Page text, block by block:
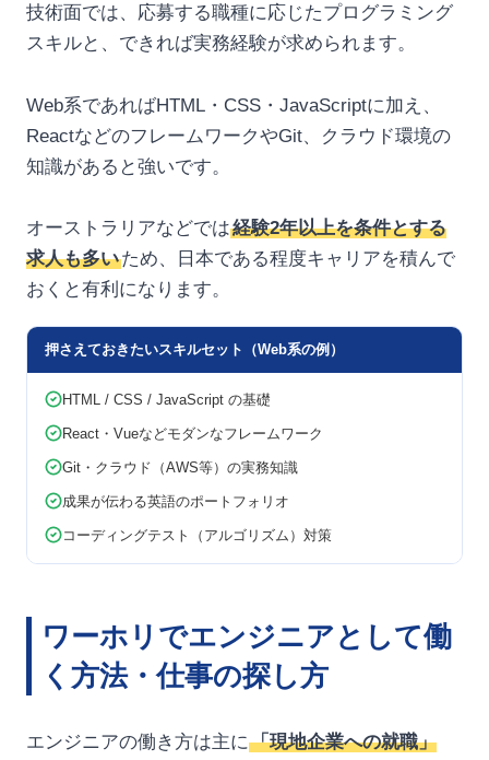
技術面では、応募する職種に応じたプログラミング
スキルと、できれば実務経験が求められます。
Web系であればHTML・CSS・JavaScriptに加え、
ReactなどのフレームワークやGit、クラウド環境の
知識があると強いです。
オーストラリアなどでは経験2年以上を条件とする
求人も多いため、日本である程度キャリアを積んで
おくと有利になります。
押さえておきたいスキルセット（Web系の例）
HTML / CSS / JavaScript の基礎
React・Vueなどモダンなフレームワーク
Git・クラウド（AWS等）の実務知識
成果が伝わる英語のポートフォリオ
コーディングテスト（アルゴリズム）対策
ワーホリでエンジニアとして働
く方法・仕事の探し方
エンジニアの働き方は主に「現地企業への就職」